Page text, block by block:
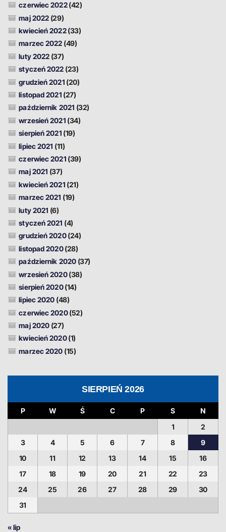
czerwiec 2022(42)
maj 2022 (29)
kwiecień 2022(33)
marzec 2022 (49)
luty 2022 (37)
styczeń 2022 (23)
grudzień 2021 (20)
listopad 2021 (27)
październik 2021 (32)
wrzesień 2021 (34)
sierpień 2021 (19)
lipiec 2021 (11)
czerwiec 2021 (39)
maj 2021 (37)
kwiecień 2021 (21)
marzec 2021 (19)
luty 2021 (6)
styczeń 2021 (4)
grudzień 2020(24)
listopad 2020(28)
październik 2020(37)
wrzesień 2020(38)
sierpień 2020(14)
lipiec 2020 (48)
czerwiec 2020(52)
maj 2020 (27)
kwiecień 2020(1)
marzec 2020 (15)
SIERPIEŃ 2026
P W Ś C P S
N
1
2
3
4 5 6 7 8
9
10
11 12 13 14 15
16
17
18 19 20 21 22
23
24
25 26 27 28 29
30
31
« lip